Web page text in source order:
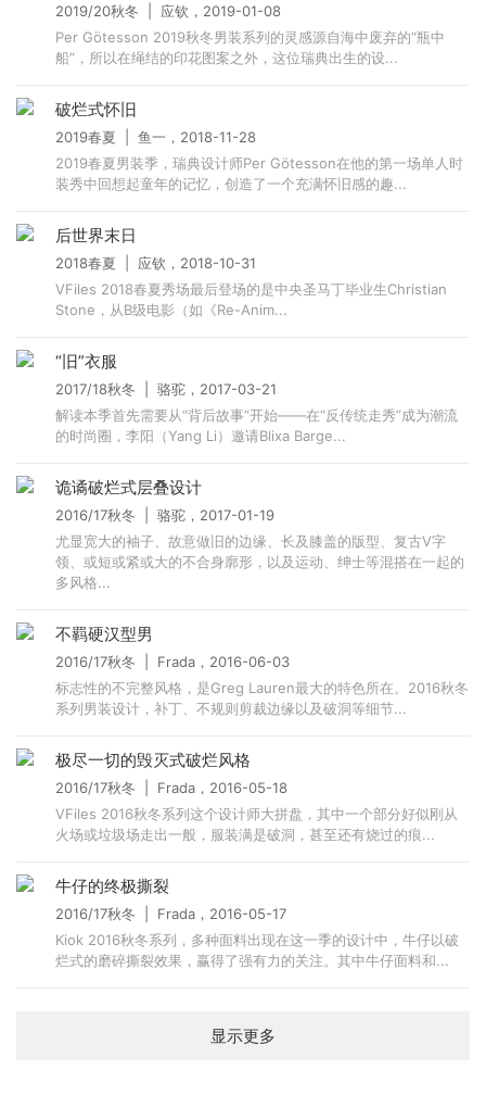
2019/20秋冬 | 应钦，2019-01-08
Per Götesson 2019秋冬男装系列的灵感源自海中废弃的“瓶中
船”，所以在绳结的印花图案之外，这位瑞典出生的设...
破烂式怀旧
2019春夏 | 鱼一，2018-11-28
2019春夏男装季，瑞典设计师Per Götesson在他的第一场单人时
装秀中回想起童年的记忆，创造了一个充满怀旧感的趣...
后世界末日
2018春夏 | 应钦，2018-10-31
VFiles 2018春夏秀场最后登场的是中央圣马丁毕业生Christian
Stone，从B级电影（如《Re-Anim...
“旧”衣服
2017/18秋冬 | 骆驼，2017-03-21
解读本季首先需要从“背后故事”开始——在“反传统走秀”成为潮流
的时尚圈，李阳（Yang Li）邀请Blixa Barge...
诡谲破烂式层叠设计
2016/17秋冬 | 骆驼，2017-01-19
尤显宽大的袖子、故意做旧的边缘、长及膝盖的版型、复古V字
领、或短或紧或大的不合身廓形，以及运动、绅士等混搭在一起的
多风格...
不羁硬汉型男
2016/17秋冬 | Frada，2016-06-03
标志性的不完整风格，是Greg Lauren最大的特色所在。2016秋冬
系列男装设计，补丁、不规则剪裁边缘以及破洞等细节...
极尽一切的毁灭式破烂风格
2016/17秋冬 | Frada，2016-05-18
VFiles 2016秋冬系列这个设计师大拼盘，其中一个部分好似刚从
火场或垃圾场走出一般，服装满是破洞，甚至还有烧过的痕...
牛仔的终极撕裂
2016/17秋冬 | Frada，2016-05-17
Kiok 2016秋冬系列，多种面料出现在这一季的设计中，牛仔以破
烂式的磨碎撕裂效果，赢得了强有力的关注。其中牛仔面料和...
显示更多